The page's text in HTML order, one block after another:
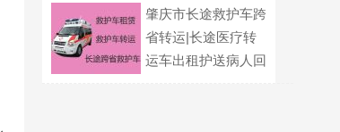
肇庆市长途救护车跨
省转运|长途医疗转
运车出租护送病人回